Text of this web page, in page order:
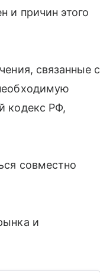
и причин этого
связанные с
кодекс РФ,
совместно
и